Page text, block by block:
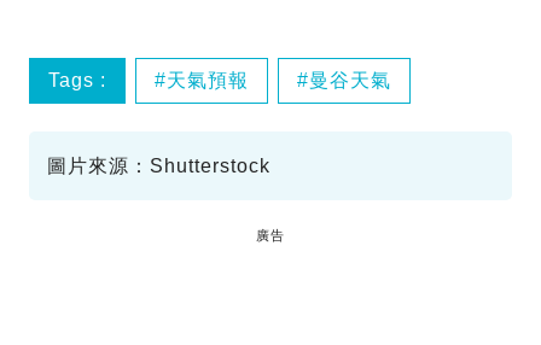
Tags : 天氣預報 曼谷天氣
圖片來源：Shutterstock
廣告